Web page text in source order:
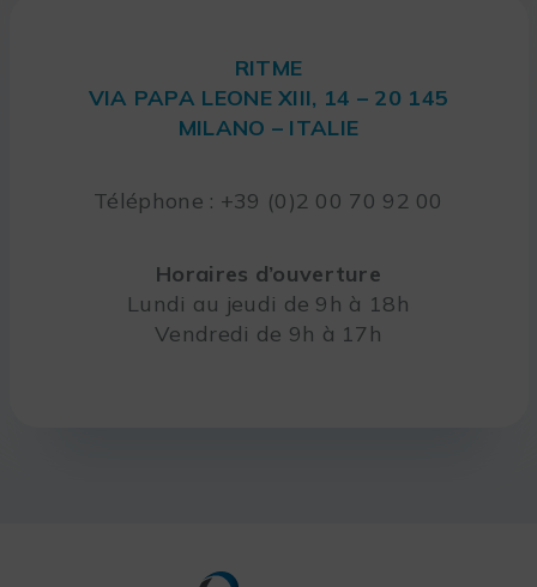
RITME
VIA PAPA LEONE XIII, 14 – 20 145
MILANO – ITALIE
Téléphone : +39 (0)2 00 70 92 00
Horaires d’ouverture
Lundi au jeudi de 9h à 18h
Vendredi de 9h à 17h